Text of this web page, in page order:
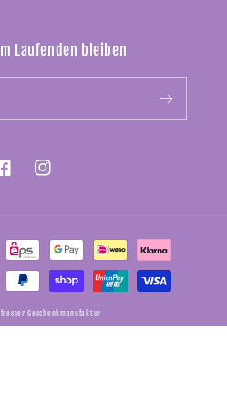
Laufenden bleiben
Instagram
Geschenkmanufaktur